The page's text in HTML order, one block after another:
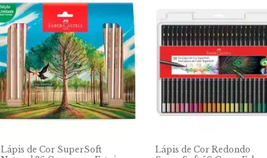
Lápis de Cor SuperSoft
Lápis de Cor Redondo